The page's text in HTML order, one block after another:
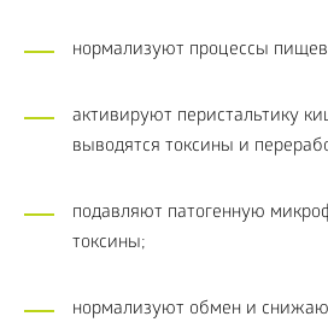
нормализуют процессы
активируют перистальтику
выводятся токсины и
подавляют патогенную
токсины;
нормализуют обмен и